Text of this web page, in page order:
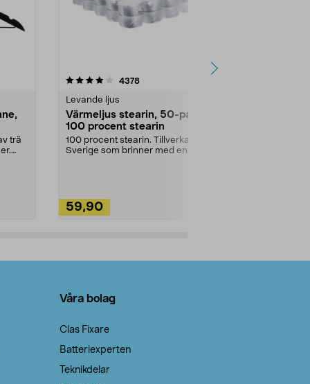
trä
4378recensioner
Levande ljus
Värmeljus stearin, 50-pack,
100 procent stearin
100 procent stearin. Tillverkade i
Sverige som brinner med en
59,90
4.5av 5 stjärnor
Våra bolag
Clas Fixare
Batteriexperten
Teknikdelar